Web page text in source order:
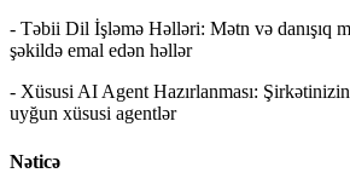
- Təbii Dil İşləmə Həlləri: Mətn və danışıq
şəkildə emal edən həllər
- Xüsusi AI Agent Hazırlanması:
uyğun xüsusi agentlər
Nəticə